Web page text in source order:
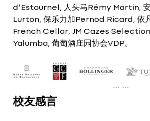
d'Estournel, 人头马Rémy Martin,
Lurton, 保乐力加Pernod Ricard, 依
French Cellar, JM Cazes
Yalumba, 葡萄酒庄园协会VDP。
校友感言